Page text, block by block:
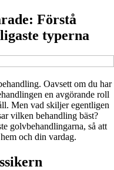
Förstå
typerna
Oavsett om du har
en avgörande roll
Men vad skiljer egentligen
vilken behandling bäst?
golvbehandlingarna, så att
och din vardag.